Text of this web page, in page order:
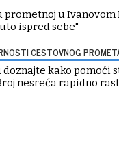
prometnoj u Ivanovom
ispred sebe"
CESTOVNOG
doznajte kako pomoći
nesreća rapidno